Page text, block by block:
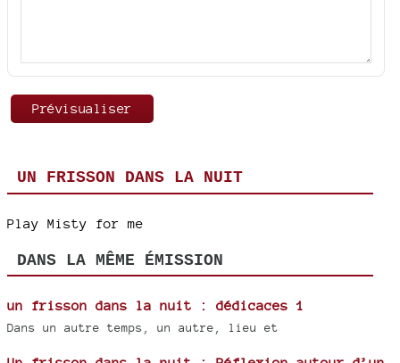
UN FRISSON DANS LA NUIT
Play Misty for me
DANS LA MÊME ÉMISSION
un frisson dans la nuit : dédicaces 1
Dans un autre temps, un autre, lieu et